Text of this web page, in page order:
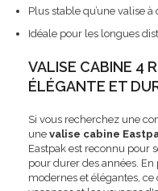
Plus stable qu’une valise à
Idéale pour les longues
VALISE CABINE 4
ÉLÉGANTE ET
Si vous recherchez une
une valise cabine
Eastpak est reconnu pour
pour durer des années.
modernes et élégantes,